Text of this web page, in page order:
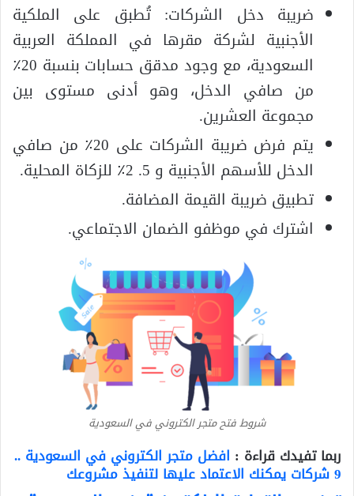
ضريبة دخل الشركات: تُطبق على الملكية
الأجنبية لشركة مقرها في المملكة العربية
السعودية، مع وجود مدقق حسابات بنسبة 20٪
من صافي الدخل، وهو أدنى مستوى بين
مجموعة العشرين.
يتم فرض ضريبة الشركات على 20٪ من صافي
الدخل للأسهم الأجنبية و 5. 2٪ للزكاة المحلية.
تطبيق ضريبة القيمة المضافة.
اشترك في موظفو الضمان الاجتماعي.
شروط فتح متجر الكتروني في السعودية
ربما تفيدك قراءة : افضل متجر الكتروني في السعودية ..
9 شركات يمكنك الاعتماد عليها لتنفيذ مشروعك